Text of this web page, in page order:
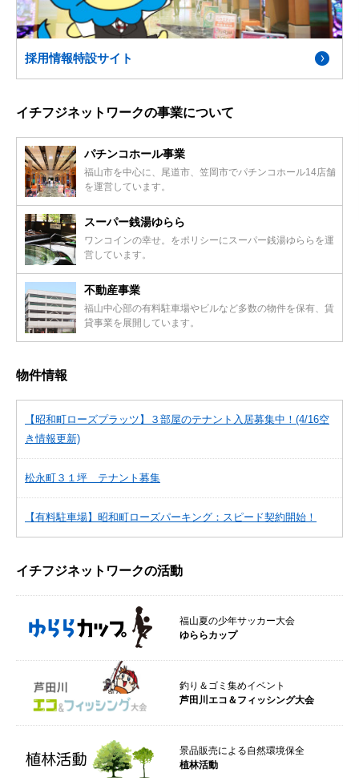
採用情報特設サイト
イチフジネットワークの事業について
パチンコホール事業
福山市を中心に、尾道市、笠岡市でパチンコホール14店舗
を運営しています。
スーパー銭湯ゆらら
ワンコインの幸せ。をポリシーにスーパー銭湯ゆららを運
営しています。
不動産事業
福山中心部の有料駐車場やビルなど多数の物件を保有、賃
貸事業を展開しています。
物件情報
【昭和町ローズプラッツ】３部屋のテナント入居募集中！(4/16空
き情報更新)
松永町３１坪 テナント募集
【有料駐車場】昭和町ローズパーキング：スピード契約開始！
イチフジネットワークの活動
福山夏の少年サッカー大会
ゆららカップ
釣り＆ゴミ集めイベント
芦田川エコ＆フィッシング大会
景品販売による自然環境保全
植林活動